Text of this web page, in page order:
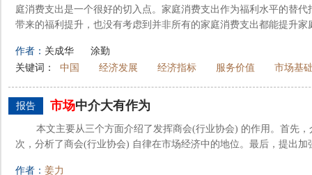
庭消费支出是一个很好的切入点。家庭消费支出作为福利水平的替
带来的福利提升，也没有考虑到并非所有的家庭消费支出都能提升
作者： 关成华
涂勤
关键词：
中国 经济发展 经济指标 服务价值 市场基
报告 市场中介大有作为
本文主要从三个方面介绍了发挥商会(行业协会) 的作用。首先
次，分析了商会(行业协会) 自律在市场经济中的地位。最后，提出
作者： 姜力